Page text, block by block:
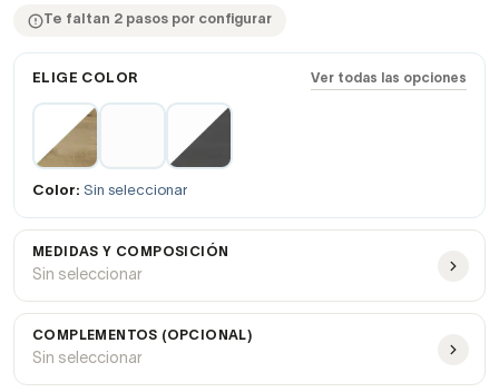
Te faltan 2 pasos por configurar
ELIGE COLOR Ver todas las opciones
Color: Sin seleccionar
MEDIDAS Y COMPOSICIÓN
Sin seleccionar
COMPLEMENTOS (OPCIONAL)
Sin seleccionar